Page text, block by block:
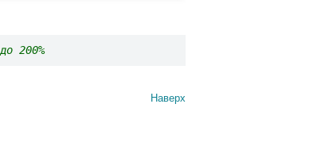
200%
Наверх